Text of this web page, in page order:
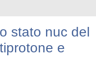
stato nuc del
e